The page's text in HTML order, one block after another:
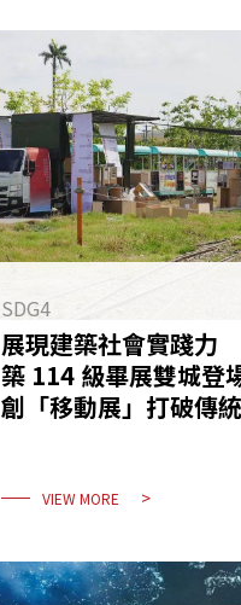
SDG4
展現建築社會實踐力
築 114 級畢展雙城
創「移動展」打破傳
VIEW MORE